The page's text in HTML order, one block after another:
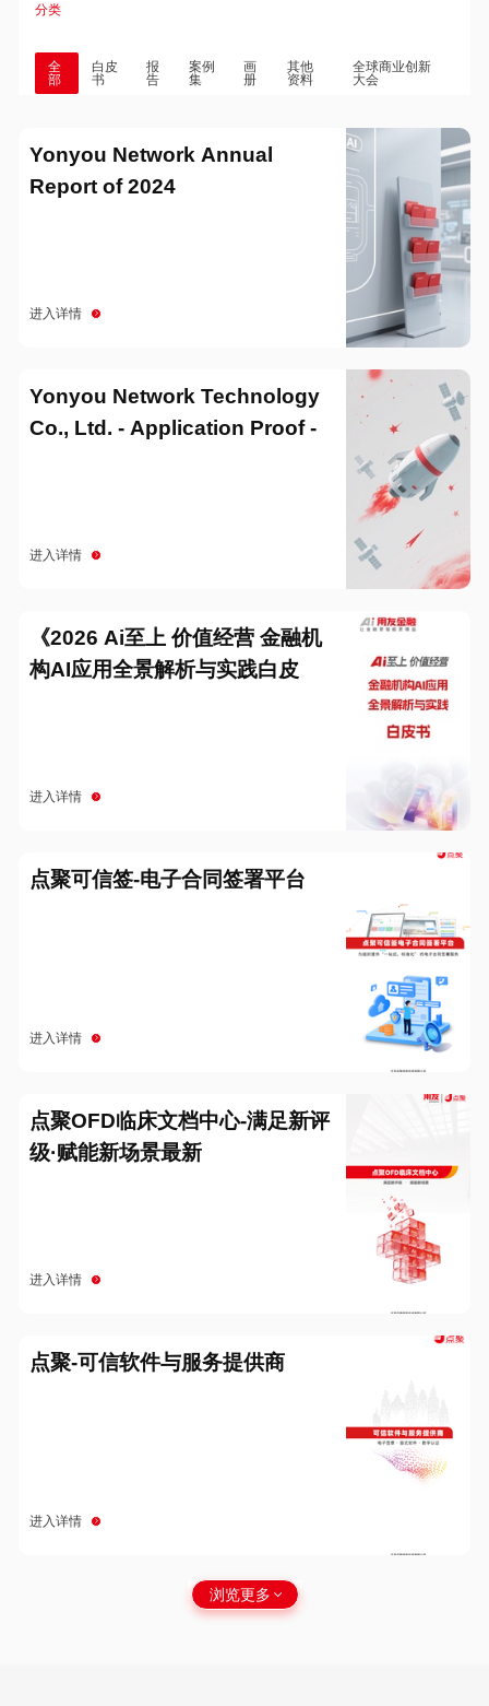
分类
全
部
白皮
书
报
告
案例
集
画
册
其他
资料
全球商业创新
大会
Yonyou Network Annual
Report of 2024
进入详情
Yonyou Network Technology
Co., Ltd. - Application Proof -
进入详情
《2026 Ai至上 价值经营 金融机
构AI应用全景解析与实践白皮
进入详情
点聚可信签-电子合同签署平台
进入详情
点聚OFD临床文档中心-满足新评
级·赋能新场景最新
进入详情
点聚-可信软件与服务提供商
进入详情
浏览更多